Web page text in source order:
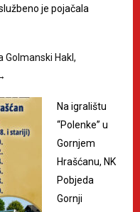
je pojačala
Golmanski Hakl,
Na igralištu
“Polenke” u
Gornjem
Hrašćanu, NK
Pobjeda
Gornji